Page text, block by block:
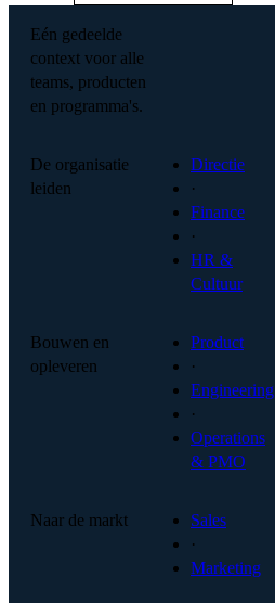
Eén gedeelde
context voor alle
teams, producten
en programma's.
De organisatie
leiden
Directie
·
Finance
·
HR &
Cultuur
Bouwen en
opleveren
Product
·
Engineering
·
Operations
& PMO
Naar de markt
Sales
·
Marketing